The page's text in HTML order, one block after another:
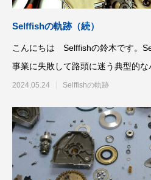
Selffishの軌跡（続）
こんにちは Selffishの鈴木です。
事業に失敗して路頭に迷う典型的
2024.05.24 Selffishの軌跡